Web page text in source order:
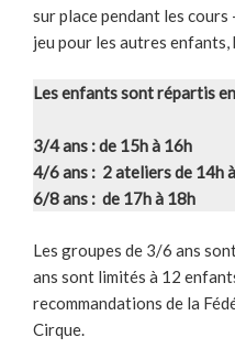
sur place pendant les
jeu pour les autres
Les enfants sont répartis
3/4 ans : de 15h à 16h
4/6 ans : 2 ateliers de 14h
6/8 ans : de 17h à 18h
Les groupes de 3/6 ans
ans sont limités à 12
recommandations de la
Cirque.